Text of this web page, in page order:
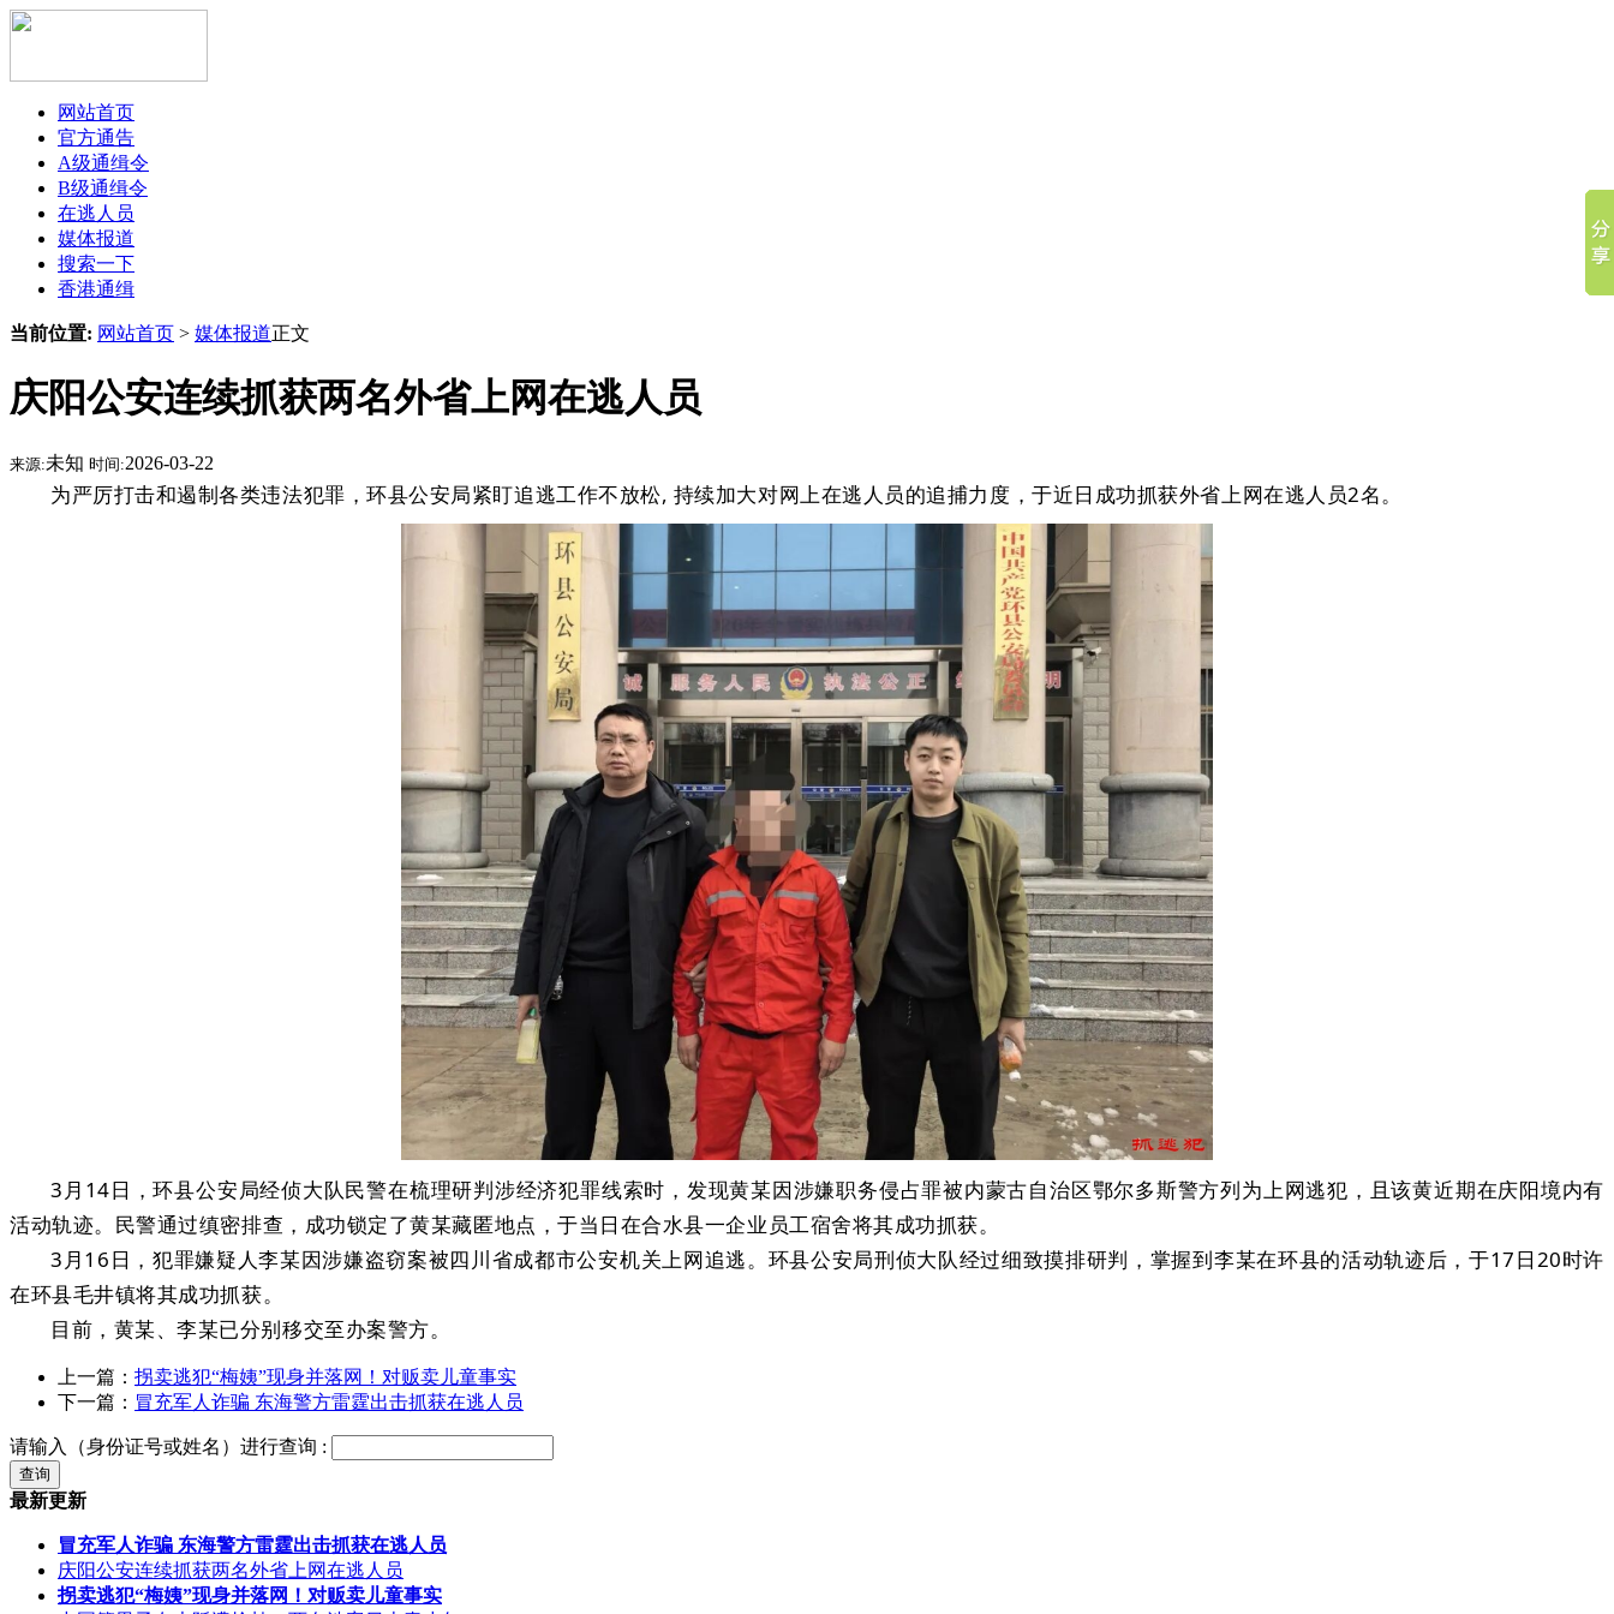
网站首页
官方通告
A级通缉令
B级通缉令
在逃人员
媒体报道
搜索一下
香港通缉
当前位置: 网站首页 > 媒体报道正文
庆阳公安连续抓获两名外省上网在逃人员
来源:未知 时间:2026-03-22
为严厉打击和遏制各类违法犯罪，环县公安局紧盯追逃工作不放松, 持续加大对网上在逃人员的追捕力度，于近日成功抓获外省上网在逃人员2名。
3月14日，环县公安局经侦大队民警在梳理研判涉经济犯罪线索时，发现黄某因涉嫌职务侵占罪被内蒙古自治区鄂尔多斯警方列为上网逃犯，且该黄近期在庆阳境内有
活动轨迹。民警通过缜密排查，成功锁定了黄某藏匿地点，于当日在合水县一企业员工宿舍将其成功抓获。
3月16日，犯罪嫌疑人李某因涉嫌盗窃案被四川省成都市公安机关上网追逃。环县公安局刑侦大队经过细致摸排研判，掌握到李某在环县的活动轨迹后，于17日20时许
在环县毛井镇将其成功抓获。
目前，黄某、李某已分别移交至办案警方。
上一篇： 拐卖逃犯“梅姨”现身并落网！对贩卖儿童事实
下一篇： 冒充军人诈骗 东海警方雷霆出击抓获在逃人员
请输入（身份证号或姓名）进行查询 :
最新更新
冒充军人诈骗 东海警方雷霆出击抓获在逃人员
庆阳公安连续抓获两名外省上网在逃人员
拐卖逃犯“梅姨”现身并落网！对贩卖儿童事实